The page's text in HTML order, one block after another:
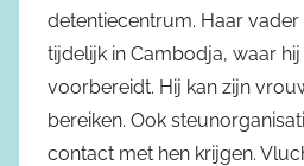
detentiecentrum. Haar
tijdelijk in Cambodja, waar
voorbereidt. Hij kan zijn
bereiken. Ook
contact met hen krijgen.